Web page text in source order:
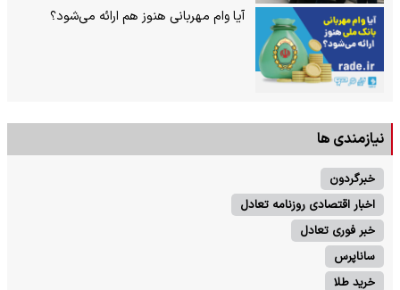
آیا وام مهربانی هنوز هم ارائه می‌شود؟
نیازمندی ها
خبرگردون
اخبار اقتصادی روزنامه تعادل
خبر فوری تعادل
ساناپرس
خرید طلا